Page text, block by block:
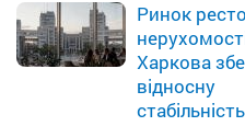
Ринок
Харкова
відносну
стабільність